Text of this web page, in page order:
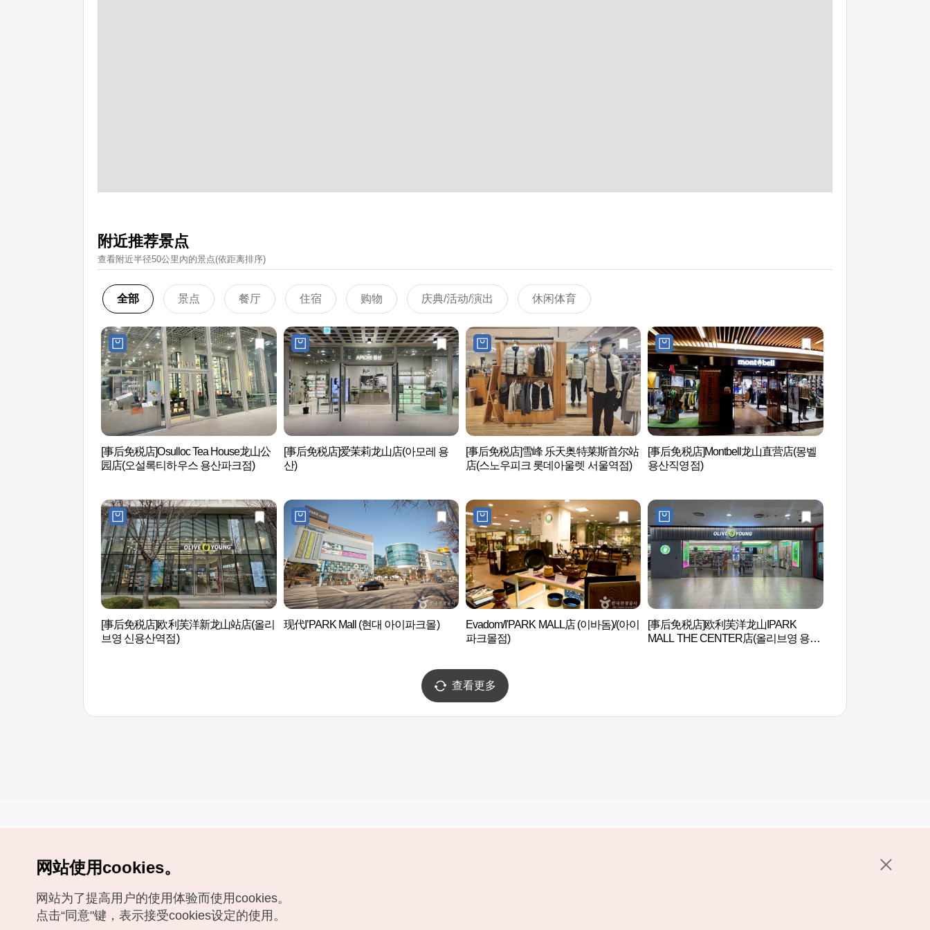
附近推荐景点
查看附近半径50公里內的景点(依距离排序)
全部 景点 餐厅 住宿 购物 庆典/活动/演出 休闲体育
[事后免税店]Osulloc Tea House龙山公
园店(오설록티하우스 용산파크점)
[事后免税店]爱茉莉龙山店(아모레 용
산)
[事后免税店]雪峰 乐天奥特莱斯首尔站
店(스노우피크 롯데아울렛 서울역점)
[事后免税店]Montbell龙山直营店(몽벨
용산직영점)
[事后免税店]欧利芙洋新龙山站店(올리
브영 신용산역점)
现代I’PARK Mall (현대 아이파크몰)
Evadom/I'PARK MALL店 (이바돔)/(아이
파크몰점)
[事后免税店]欧利芙洋龙山IPARK
MALL THE CENTER店(올리브영 용산
查看更多
如有相关疑问或建议，欢迎来信。VISITKOREA官方邮箱
chnsim@knto.or.kr
网站使用cookies。
网站为了提高用户的使用体验而使用cookies。
点击“同意"键，表示接受cookies设定的使用。